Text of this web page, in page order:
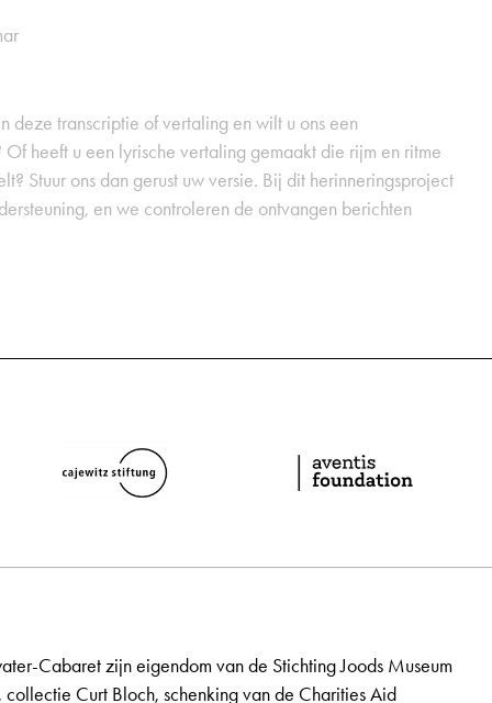
deze transcriptie of vertaling en wilt u ons een
heeft u een lyrische vertaling gemaakt die rijm en ritme
Stuur ons dan gerust uw versie. Bij dit herinneringsproject
en we controleren de ontvangen berichten
Cabaret zijn eigendom van de Stichting Joods Museum
Curt Bloch, schenking van de Charities Aid